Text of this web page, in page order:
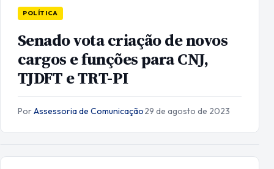
POLÍTICA
Senado vota criação de novos
cargos e funções para CNJ,
TJDFT e TRT-PI
PorAssessoria de Comunicação·29 de agosto de 2023